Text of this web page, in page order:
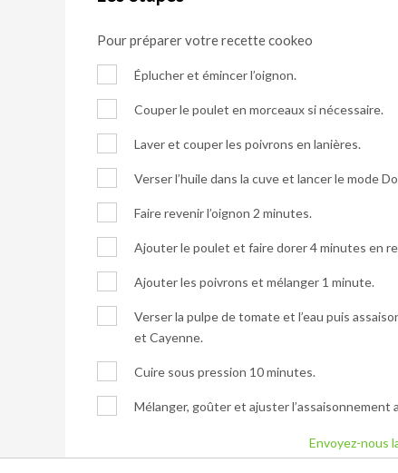
Pour préparer votre recette cookeo
Éplucher et émincer l’oignon.
Couper le poulet en morceaux si nécessaire.
Laver et couper les poivrons en lanières.
Verser l’huile dans la cuve et lancer le mode
Faire revenir l’oignon 2 minutes.
Ajouter le poulet et faire dorer 4 minutes en
Ajouter les poivrons et mélanger 1 minute.
Verser la pulpe de tomate et l’eau puis
et Cayenne.
Cuire sous pression 10 minutes.
Mélanger, goûter et ajuster l’assaisonnement
Envoyez-nous